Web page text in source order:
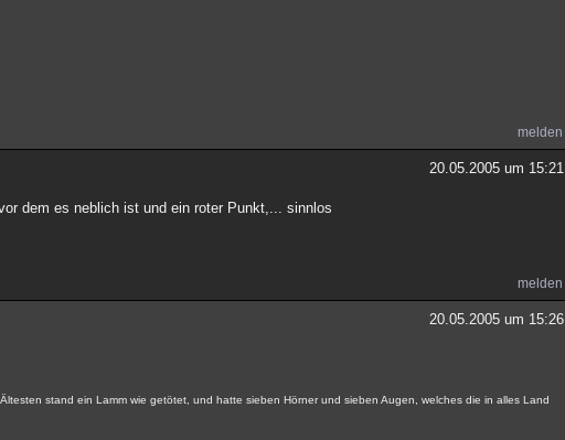
melden
20.05.2005 um 15:21
dem es neblich ist und ein roter Punkt,... sinnlos
melden
20.05.2005 um 15:26
stand ein Lamm wie getötet, und hatte sieben Hörner und sieben Augen, welches die in alles Land